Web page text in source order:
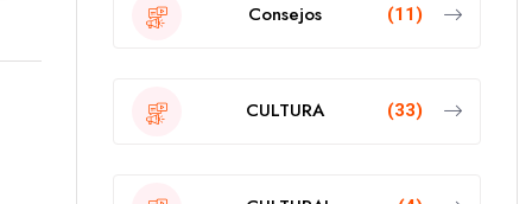
Consejos (11)
CULTURA (33)